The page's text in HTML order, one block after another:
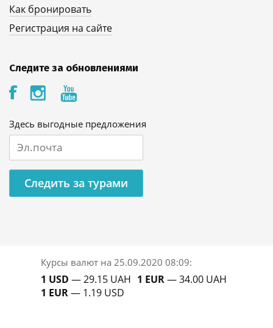
Как бронировать
Регистрация на сайте
Следите за обновлениями
Здесь выгодные предложения
Следить за турами
Курсы валют на 25.09.2020 08:09:
1 USD — 29.15 UAH
1 EUR— 1.19 USD
1 EUR— 34.00 UAH